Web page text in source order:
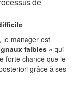
de
le manager est
faibles » qui
forte chance que le
grâce à ses